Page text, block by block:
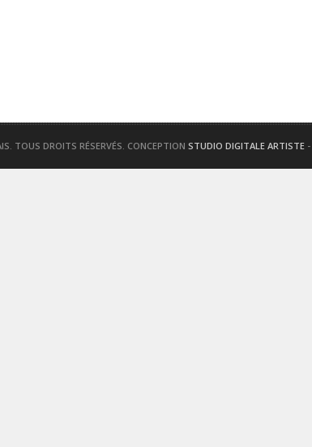
TOUS DROITS RÉSERVÉS. CONCEPTION STUDIO DIGITALE ARTISTE -